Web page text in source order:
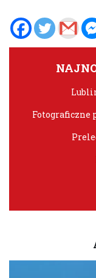
Fotograficzne